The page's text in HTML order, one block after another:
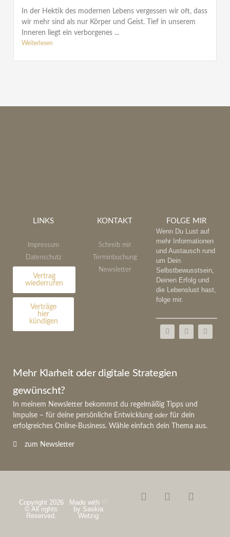
In der Hektik des modernen Lebens vergessen wir oft, dass
wir mehr sind als nur Körper und Geist. Tief in unserem
Inneren liegt ein verborgenes ...
Weiterlesen
LINKS
Impressum
Datenschutz
Vertrag
wiederrufen
Verträge
hier
kündigen
KONTAKT
Schreib mir
Terminbuchung
Newsletter
FOLGE MIR
Wenn Du Lust auf
mehr Informationen
und Austausch rund
um Dein
Selbstbewusstsein,
Deinen Erfolg und
die Lebenslust hast,
folge mir.
Mehr Klarheit oder digitale Strategien
gewünscht?
In meinem Newsletter bekommst du regelmäßig Tipps und
Impulse – für deine persönliche Entwicklung oder für dein
erfolgreiches Online-Business. Wähle einfach dein Thema aus.
zum Newsletter
Copyright 2026
© All rights
Reserved.
Made with ♡
by Saskia
Wetzig